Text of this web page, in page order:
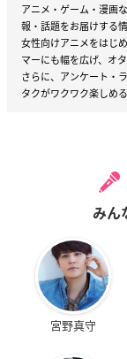
アニメ・ゲーム・漫画
報・話題をお届けする
女性向けアニメをはじ
マーにも幅を広げ、オ
さらに、アンケート・
タクがワクワク楽しめ
みん
宮野真守